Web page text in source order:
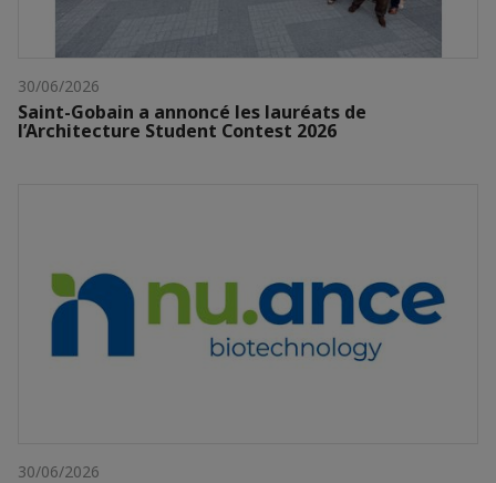
30/06/2026
Saint-Gobain a annoncé les lauréats de
l’Architecture Student Contest 2026
30/06/2026